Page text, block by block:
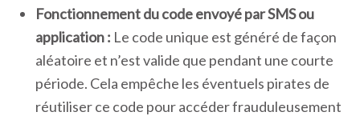
Fonctionnement du code envoyé par SMS ou
application : Le code unique est généré de façon
aléatoire et n’est valide que pendant une courte
période. Cela empêche les éventuels pirates de
réutiliser ce code pour accéder frauduleusement